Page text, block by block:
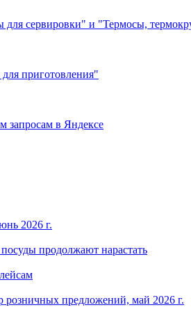
для сервировки" и "Термосы,
приготовления"
запросам в Яндексе
2026 г.
продолжают нарастать
предложений, май 2026 г.